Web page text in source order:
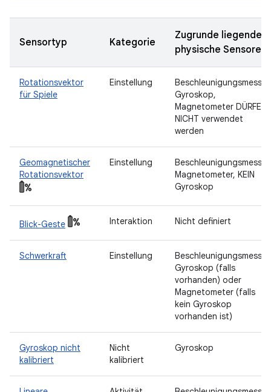
Sensortyp Kategorie
Zugrunde liegende
physische Sensoren
Rotationsvektor
für Spiele
Einstellung
Beschleunigungsmesser,
Gyroskop,
Magnetometer DÜRFEN
NICHT verwendet
werden
Geomagnetischer
Rotationsvektor
Einstellung
Beschleunigungsmesser,
Magnetometer, KEIN
Gyroskop
Blick-Geste Interaktion Nicht definiert
Schwerkraft Einstellung
Beschleunigungsmesser,
Gyroskop (falls
vorhanden) oder
Magnetometer (falls
kein Gyroskop
vorhanden ist)
Gyroskop nicht
kalibriert
Nicht
kalibriert
Gyroskop